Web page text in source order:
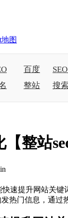
地图
百度
整站 搜
整站
速提升网站关键
热门信息，通